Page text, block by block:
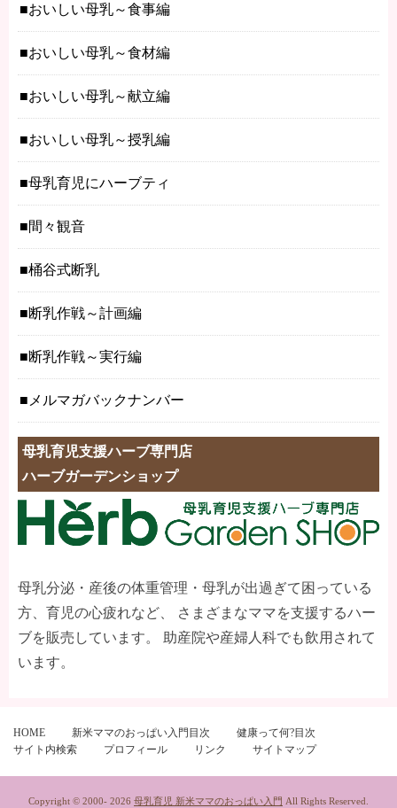
おいしい母乳～食事編
おいしい母乳～食材編
おいしい母乳～献立編
おいしい母乳～授乳編
母乳育児にハーブティ
間々観音
桶谷式断乳
断乳作戦～計画編
断乳作戦～実行編
メルマガバックナンバー
母乳育児支援ハーブ専門店
ハーブガーデンショップ
母乳分泌・産後の体重管理・母乳が出過ぎて困っている
方、育児の心疲れなど、 さまざまなママを支援するハー
ブを販売しています。 助産院や産婦人科でも飲用されて
います。
HOME 新米ママのおっぱい入門目次
健康って何?目次
サイト内検索
プロフィール リンク サイトマップ
Copyright © 2000- 2026 母乳育児 新米ママのおっぱい入門 All Rights Reserved.